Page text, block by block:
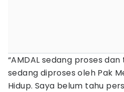
“AMDAL sedang proses
sedang diproses oleh Pak
Hidup. Saya belum tahu